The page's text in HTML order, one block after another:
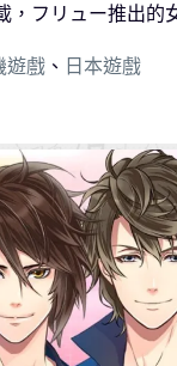
，フリュー推出的
遊戲、 日本遊戲